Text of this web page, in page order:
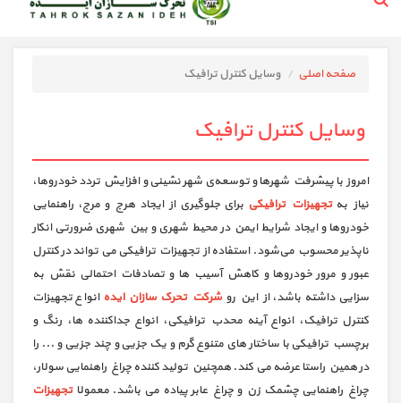
صفحه اصلی وسایل کنترل ترافیک
وسایل کنترل ترافیک
امروز با پیشرفت شهرها و توسعه‌ی شهر نشینی و افزایش تردد خودروها،
نیاز بهتجهیزات ترافیکی برای جلوگیری از ایجاد هرج و مرج، راهنمایی
خودروها و ایجاد شرایط ایمن در محیط شهری و بین شهری ضرورتی انکار
ناپذیر محسوب می‌شود. استفاده از تجهیزات ترافیکی می تواند در کنترل
عبور و مرور خودروها و کاهش آسیب ها و تصادفات احتمالی نقش به
سزایی داشته باشد، از این روشرکت تحرک سازان ایدهانواع تجهیزات
کنترل ترافیک، انواع آینه محدب ترافیکی، انواع جداکننده ها، رنگ و
برچسب ترافیکی با ساختار های متنوع گرم و یک جزیی و چند جزیی و ... را
در همین راستا عرضه می کند. همچنین تولید کننده چراغ راهنمایی سولار،
چراغ راهنمایی چشمک زن و چراغ عابر پیاده می باشد. معمولاتجهیزات